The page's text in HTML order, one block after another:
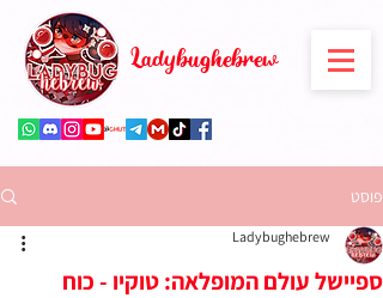
Ladybughebrew
פוסט
ספיישל עולם המופלאה: טוקיו - כוח
Ladybughebrew